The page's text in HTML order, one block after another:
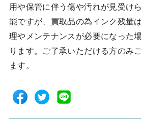
用や保管に伴う傷や汚れが見受け
能ですが、買取品の為インク残量
理やメンテナンスが必要になった
ります。ご了承いただける方のみ
ます。